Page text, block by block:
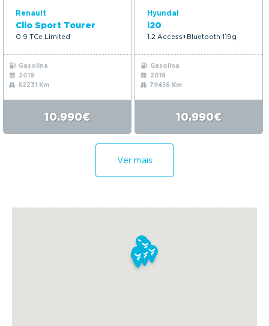
Renault
Clio Sport Tourer
0.9 TCe Limited
Gasolina
2019
62231 Km
10.990€
Hyundai
i20
1.2 Access+Bluetooth 119g
Gasolina
2018
79456 Km
10.990€
Ver mais